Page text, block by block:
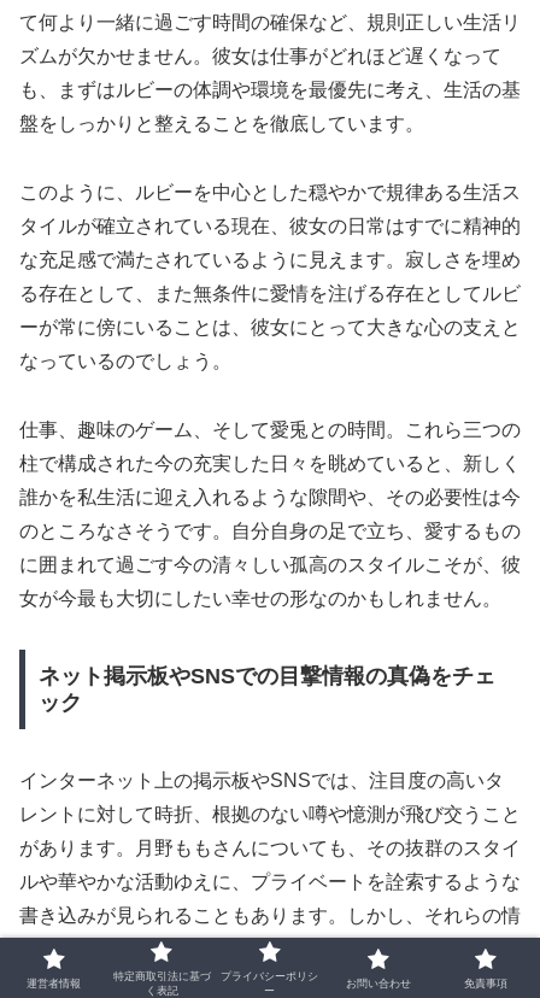
て何より一緒に過ごす時間の確保など、規則正しい生活リ
ズムが欠かせません。彼女は仕事がどれほど遅くなって
も、まずはルビーの体調や環境を最優先に考え、生活の基
盤をしっかりと整えることを徹底しています。
このように、ルビーを中心とした穏やかで規律ある生活ス
タイルが確立されている現在、彼女の日常はすでに精神的
な充足感で満たされているように見えます。寂しさを埋め
る存在として、また無条件に愛情を注げる存在としてルビ
ーが常に傍にいることは、彼女にとって大きな心の支えと
なっているのでしょう。
仕事、趣味のゲーム、そして愛兎との時間。これら三つの
柱で構成された今の充実した日々を眺めていると、新しく
誰かを私生活に迎え入れるような隙間や、その必要性は今
のところなさそうです。自分自身の足で立ち、愛するもの
に囲まれて過ごす今の清々しい孤高のスタイルこそが、彼
女が今最も大切にしたい幸せの形なのかもしれません。
ネット掲示板やSNSでの目撃情報の真偽をチェ
ック
インターネット上の掲示板やSNSでは、注目度の高いタ
レントに対して時折、根拠のない噂や憶測が飛び交うこと
があります。月野ももさんについても、その抜群のスタイ
ルや華やかな活動ゆえに、プライベートを詮索するような
書き込みが見られることもあります。しかし、それらの情
報を精査してみると、そのどれもが具体的な裏付けを持た
ない、単なる想像の域を出ないものばかりであることが分
運営者情報
特定商取引法に基づ
く表記
プライバシーポリシ
ー
お問い合わせ 免責事項